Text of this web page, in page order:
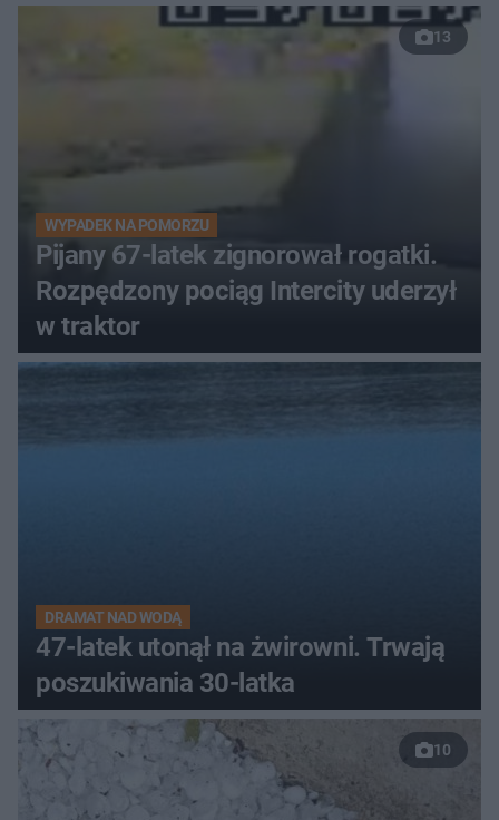
13
WYPADEK NA POMORZU
Pijany 67-latek zignorował rogatki.
Rozpędzony pociąg Intercity uderzył
w traktor
DRAMAT NAD WODĄ
47-latek utonął na żwirowni. Trwają
poszukiwania 30-latka
10